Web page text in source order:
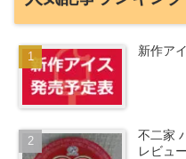
新作ア
不二家
レビュ